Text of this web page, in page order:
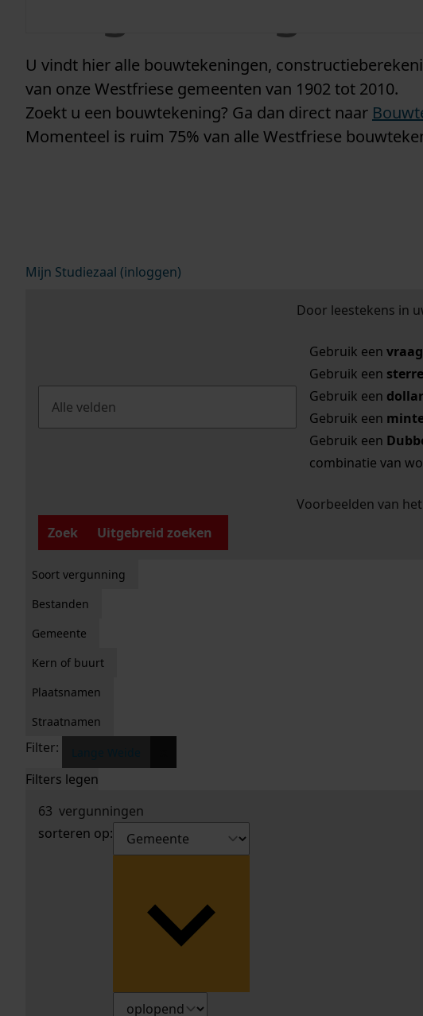
U vindt hier alle bouwtekeningen,
van onze Westfriese gemeenten van 1902 tot 2010.
Zoekt u een bouwtekening? Ga dan direct naar
Momenteel is ruim 75% van alle Westfriese
Mijn Studiezaal (inloggen)
Door leestekens in
Gebruik een
Gebruik een
Gebruik een
Gebruik een
Gebruik een
combinatie van
Voorbeelden van
Zoek
Uitgebreid zoeken
Soort vergunning
Bestanden
Gemeente
Kern of buurt
Plaatsnamen
Straatnamen
Filter:
Filters legen
63 vergunningen
sorteren op: